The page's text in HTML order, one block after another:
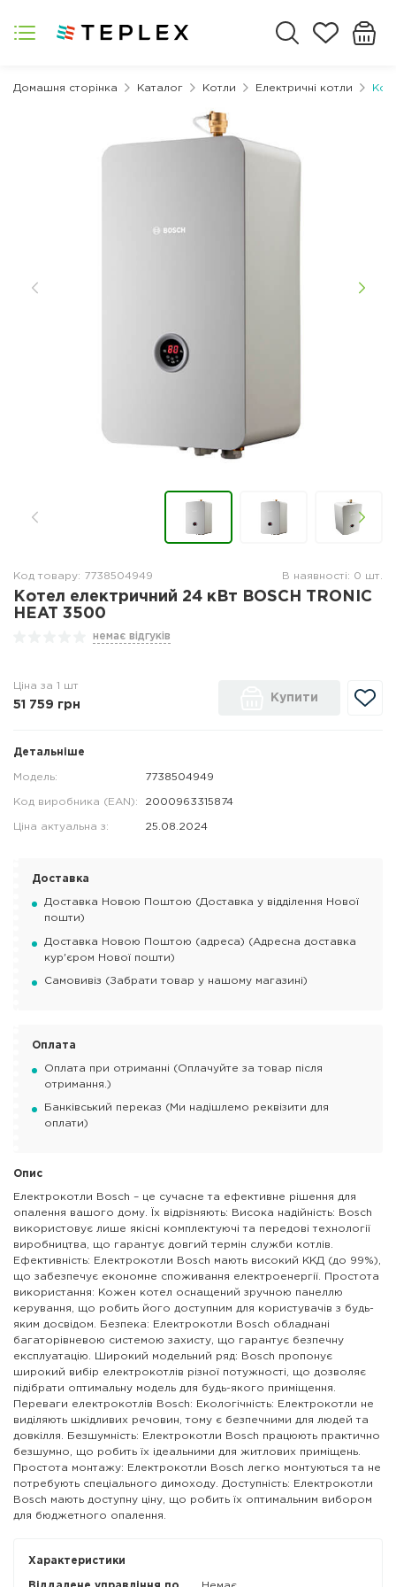
Домашня сторінка Каталог Котли Електричні котли
Код товару: 7738504949 В наявності: 0 шт.
Котел електричний 24 кВт BOSCH TRONIC
HEAT 3500
немає відгуків
Ціна за 1 шт
51 759 грн
Купити
Детальніше
Модель: 7738504949
Код виробника (EAN): 2000963315874
Ціна актуальна з: 25.08.2024
Доставка
Доставка Новою Поштою (Доставка у відділення Нової
пошти)
Доставка Новою Поштою (адреса) (Адресна доставка
кур'єром Нової пошти)
Самовивіз (Забрати товар у нашому магазині)
Оплата
Оплата при отриманні (Оплачуйте за товар після
отримання.)
Банківський переказ (Ми надішлемо реквізити для
оплати)
Опис
Електрокотли Bosch – це сучасне та ефективне рішення для
опалення вашого дому. Їх відрізняють: Висока надійність: Bosch
використовує лише якісні комплектуючі та передові технології
виробництва, що гарантує довгий термін служби котлів.
Ефективність: Електрокотли Bosch мають високий ККД (до 99%),
що забезпечує економне споживання електроенергії. Простота
використання: Кожен котел оснащений зручною панеллю
керування, що робить його доступним для користувачів з будь-
яким досвідом. Безпека: Електрокотли Bosch обладнані
багаторівневою системою захисту, що гарантує безпечну
експлуатацію. Широкий модельний ряд: Bosch пропонує
широкий вибір електрокотлів різної потужності, що дозволяє
підібрати оптимальну модель для будь-якого приміщення.
Переваги електрокотлів Bosch: Екологічність: Електрокотли не
виділяють шкідливих речовин, тому є безпечними для людей та
довкілля. Безшумність: Електрокотли Bosch працюють практично
безшумно, що робить їх ідеальними для житлових приміщень.
Простота монтажу: Електрокотли Bosch легко монтуються та не
потребують спеціального димоходу. Доступність: Електрокотли
Bosch мають доступну ціну, що робить їх оптимальним вибором
для бюджетного опалення.
Характеристики